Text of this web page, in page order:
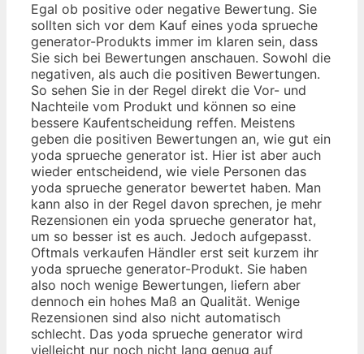
Egal ob positive oder negative Bewertung. Sie
sollten sich vor dem Kauf eines yoda sprueche
generator-Produkts immer im klaren sein, dass
Sie sich bei Bewertungen anschauen. Sowohl die
negativen, als auch die positiven Bewertungen.
So sehen Sie in der Regel direkt die Vor- und
Nachteile vom Produkt und können so eine
bessere Kaufentscheidung reffen. Meistens
geben die positiven Bewertungen an, wie gut ein
yoda sprueche generator ist. Hier ist aber auch
wieder entscheidend, wie viele Personen das
yoda sprueche generator bewertet haben. Man
kann also in der Regel davon sprechen, je mehr
Rezensionen ein yoda sprueche generator hat,
um so besser ist es auch. Jedoch aufgepasst.
Oftmals verkaufen Händler erst seit kurzem ihr
yoda sprueche generator-Produkt. Sie haben
also noch wenige Bewertungen, liefern aber
dennoch ein hohes Maß an Qualität. Wenige
Rezensionen sind also nicht automatisch
schlecht. Das yoda sprueche generator wird
vielleicht nur noch nicht lang genug auf